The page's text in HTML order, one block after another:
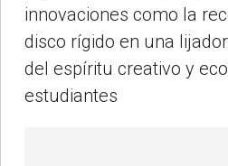
innovaciones como la
disco rígido en una
del espíritu creativo y
estudiantes